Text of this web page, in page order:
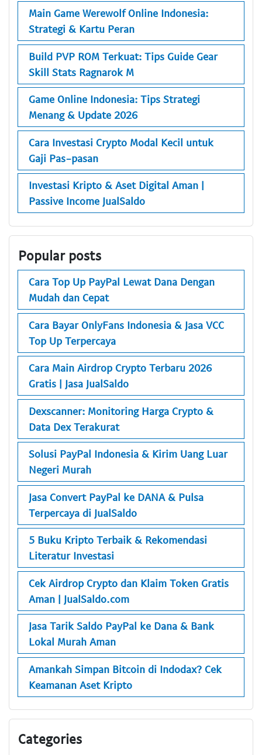
Main Game Werewolf Online Indonesia:
Strategi & Kartu Peran
Build PVP ROM Terkuat: Tips Guide Gear
Skill Stats Ragnarok M
Game Online Indonesia: Tips Strategi
Menang & Update 2026
Cara Investasi Crypto Modal Kecil untuk
Gaji Pas-pasan
Investasi Kripto & Aset Digital Aman |
Passive Income JualSaldo
Popular posts
Cara Top Up PayPal Lewat Dana Dengan
Mudah dan Cepat
Cara Bayar OnlyFans Indonesia & Jasa VCC
Top Up Terpercaya
Cara Main Airdrop Crypto Terbaru 2026
Gratis | Jasa JualSaldo
Dexscanner: Monitoring Harga Crypto &
Data Dex Terakurat
Solusi PayPal Indonesia & Kirim Uang Luar
Negeri Murah
Jasa Convert PayPal ke DANA & Pulsa
Terpercaya di JualSaldo
5 Buku Kripto Terbaik & Rekomendasi
Literatur Investasi
Cek Airdrop Crypto dan Klaim Token Gratis
Aman | JualSaldo.com
Jasa Tarik Saldo PayPal ke Dana & Bank
Lokal Murah Aman
Amankah Simpan Bitcoin di Indodax? Cek
Keamanan Aset Kripto
Categories